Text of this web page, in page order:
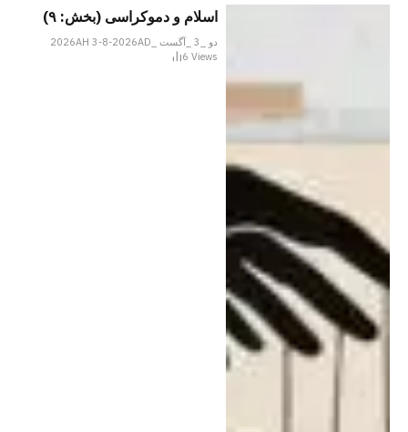
اسلام و دموکراسی (بخش: ۹)
دو _3 _آگست _2026AH 3-8-2026AD
6Views